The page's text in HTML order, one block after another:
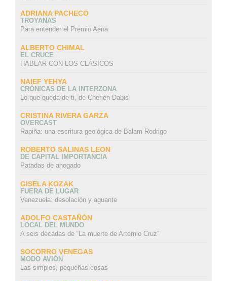
ADRIANA PACHECO
TROYANAS
Para entender el Premio Aena
ALBERTO CHIMAL
EL CRUCE
HABLAR CON LOS CLÁSICOS
NAIEF YEHYA
CRÓNICAS DE LA INTERZONA
Lo que queda de ti, de Cherien Dabis
CRISTINA RIVERA GARZA
OVERCAST
Rapiña: una escritura geológica de Balam Rodrigo
ROBERTO SALINAS LEON
DE CAPITAL IMPORTANCIA
Patadas de ahogado
GISELA KOZAK
FUERA DE LUGAR
Venezuela: desolación y aguante
ADOLFO CASTAÑÓN
LOCAL DEL MUNDO
A seis décadas de “La muerte de Artemio Cruz”
SOCORRO VENEGAS
MODO AVIÓN
Las simples, pequeñas cosas